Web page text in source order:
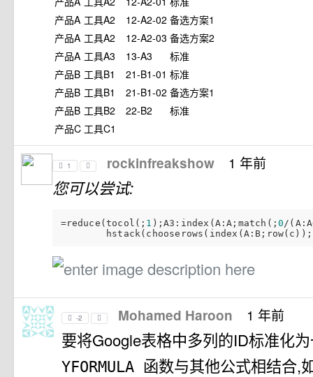
产品A 工具A2 12-A2-02 备选方案1
产品A 工具A2 12-A2-03 备选方案2
产品A 工具A3 13-A3
标准
产品B 工具B1 21-B1-01 标准
产品B 工具B1 21-B1-02 备选方案1
产品B 工具B2 22-B2
标准
产品C 工具C1
1 rockinfreakshow 1 年前
您可以尝试:
=reduce(tocol(; 1 );A3:index(A:A;match(; 0 /
-2 Mohamed Haroon 1 年前
要将Google表格中多列的ID标准化
YFORMULA 函数与其他公式相结合,